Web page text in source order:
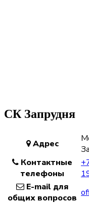
СК Запрудня
Адрес
Контактные
телефоны
E-mail для
общих вопросов